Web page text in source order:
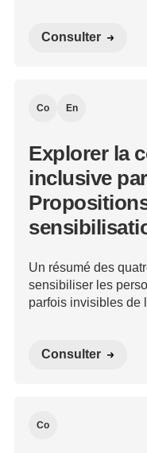
Consulter
Co En
Explorer la
inclusive
Un résumé des
sensibiliser les
parfois invisibles de
Consulter
Co